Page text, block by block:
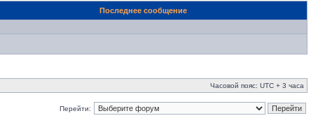
Последнее сообщение
Часовой пояс: UTC + 3 часа
Перейти: